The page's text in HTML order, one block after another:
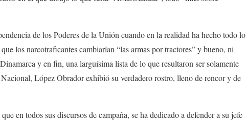
de los Poderes de la Unión cuando en la realidad ha hecho todo lo
los narcotraficantes cambiarían “las armas por tractores” y bueno, ni
y en fin, una larguísima lista de lo que resultaron ser solamente
López Obrador exhibió su verdadero rostro, lleno de rencor y de
en todos sus discursos de campaña, se ha dedicado a defender a su jefe